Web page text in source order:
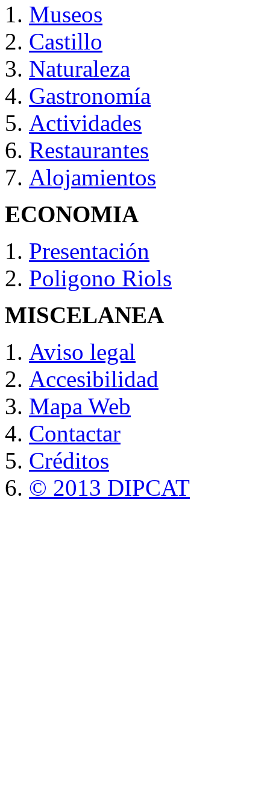
Museos
Castillo
Naturaleza
Gastronomía
Actividades
Restaurantes
Alojamientos
ECONOMIA
Presentación
Poligono Riols
MISCELANEA
Aviso legal
Accesibilidad
Mapa Web
Contactar
Créditos
© 2013 DIPCAT